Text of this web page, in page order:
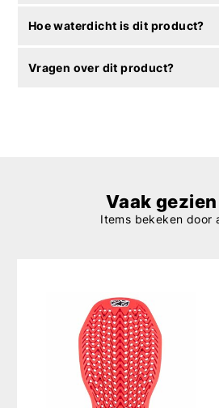
Hoe waterdicht is dit product?
Vragen over dit product?
Vaak
Items bekeken door